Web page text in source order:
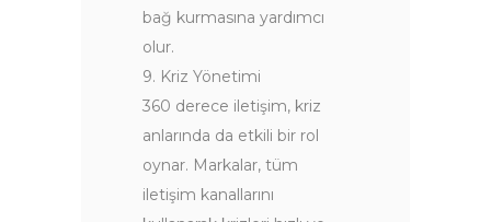
bağ kurmasına yardımcı
olur.
9. Kriz Yönetimi
360 derece iletişim, kriz
anlarında da etkili bir rol
oynar. Markalar, tüm
iletişim kanallarını